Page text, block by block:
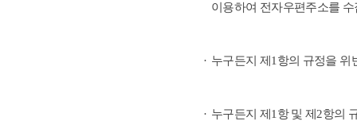
이용하여 전자우편주소를
누구든지 제1항의 규정을 위
누구든지 제1항 및 제2항의